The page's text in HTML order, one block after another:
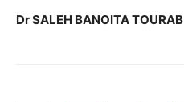
Dr SALEH BANOITA TOURAB